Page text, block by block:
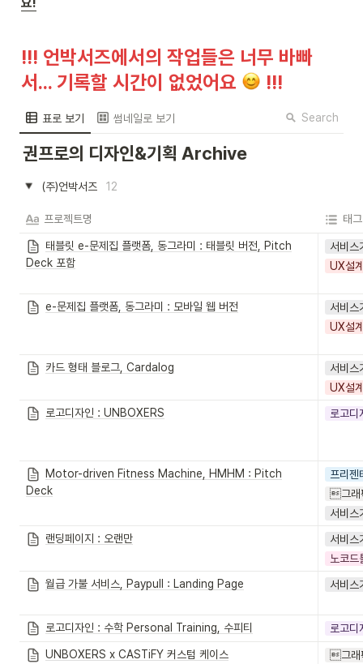
!!! 언박서즈에서의 작업들은 너무 바빠
서… 기록할 시간이 없었어요
!!!
표로 보기 썸네일로 보기 Search
권프로의 디자인&기획 Archive
(주)언박서즈 12
프로젝트명 태그
태블릿 e-문제집 플랫폼, 동그라미 : 태블릿 버전, Pitch
Deck 포함
서비스
UX설
e-문제집 플랫폼, 동그라미 : 모바일 웹 버전
서비스
UX설
카드 형태 블로그, Cardalog
서비스
UX설
로고디자인 : UNBOXERS
로고디
Motor-driven Fitness Machine, HMHM : Pitch
Deck
프리젠
그래
서비스
랜딩페이지 : 오랜만
서비스
노코드
월급 가불 서비스, Paypull : Landing Page
서비스
로고디자인 : 수학 Personal Training, 수피티
로고디
UNBOXERS x CASTiFY 커스텀 케이스
그래